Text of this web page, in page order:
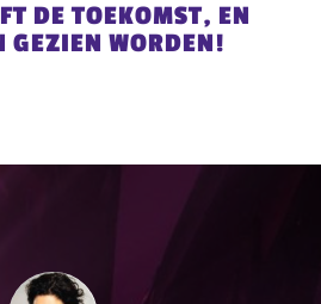
DE TOEKOMST, EN
GEZIEN WORDEN!